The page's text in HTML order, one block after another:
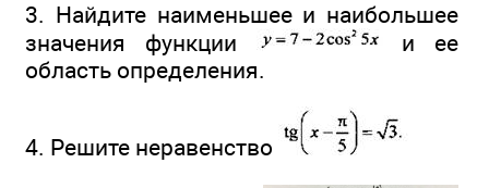
3. Найдите наименьшее и наибольшее
значения функции
и ее
область определения.
4. Решите неравенство